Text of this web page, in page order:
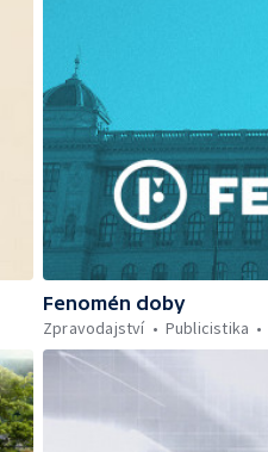
Fenomén doby
Zpravodajství
Publicistika